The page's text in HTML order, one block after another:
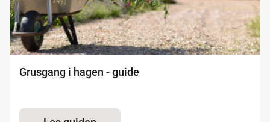
Grusgang i hagen - guide